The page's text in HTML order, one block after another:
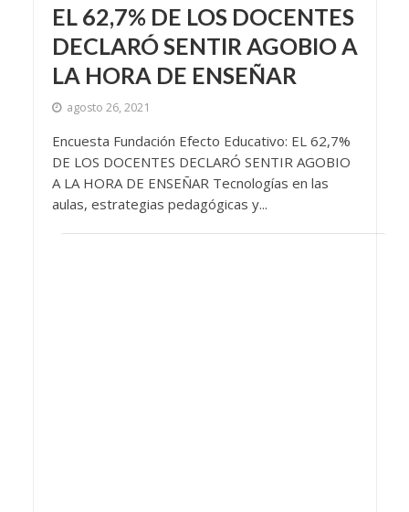
EL 62,7% DE LOS DOCENTES
DECLARÓ SENTIR AGOBIO A
LA HORA DE ENSEÑAR
agosto 26, 2021
Encuesta Fundación Efecto Educativo: EL 62,7%
DE LOS DOCENTES DECLARÓ SENTIR AGOBIO
A LA HORA DE ENSEÑAR Tecnologías en las
aulas, estrategias pedagógicas y...